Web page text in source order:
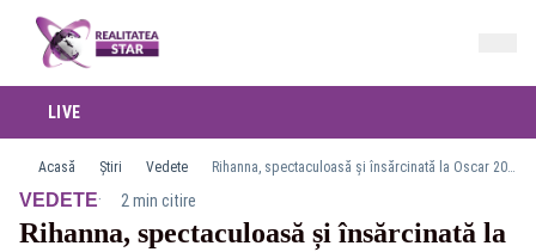
LIVE
Acasă Știri Vedete Rihanna, spectaculoasă și însărcinată la Oscar 2023
VEDETE· 2 min citire
Rihanna, spectaculoasă și însărcinată la